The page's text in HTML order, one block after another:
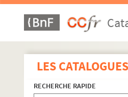
LES CATALOGUES
RECHERCHE RAPIDE
41. Arrêté du présidial de
42. Couronne présentée
43. Arrêté des Braves
44. Arrêté du parlement
45. [Arrêté du
46. Protestations &